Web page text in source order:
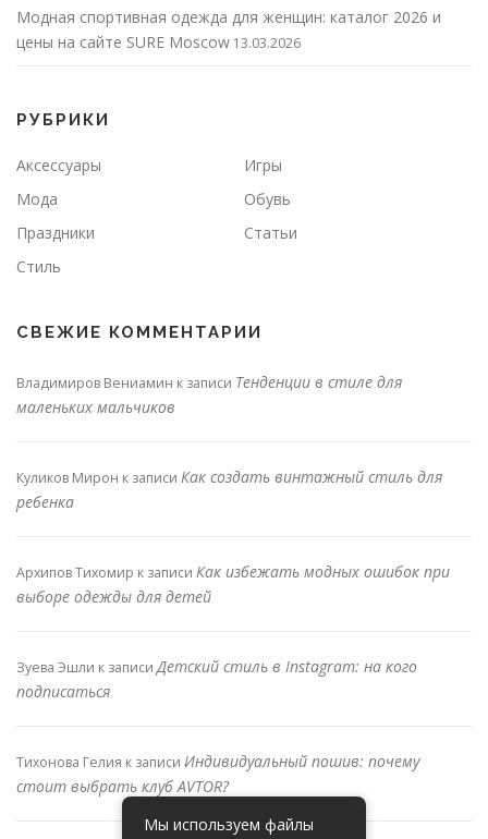
Модная спортивная одежда для женщин: каталог 2026 и
цены на сайте SURE Moscow 13.03.2026
РУБРИКИ
Аксессуары
Игры
Мода
Обувь
Праздники
Статьи
Стиль
СВЕЖИЕ КОММЕНТАРИИ
Владимиров Вениамин к записи Тенденции в стиле для
маленьких мальчиков
Куликов Мирон к записи Как создать винтажный стиль для
ребенка
Архипов Тихомир к записи Как избежать модных ошибок при
выборе одежды для детей
Зуева Эшли к записиДетский стиль в Instagram: на кого
подписаться
Тихонова Гелия к записи Индивидуальный пошив: почему
стоит выбрать клуб AVTOR?
Мы используем файлы